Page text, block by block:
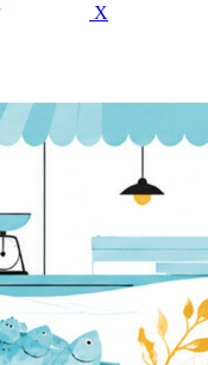
X